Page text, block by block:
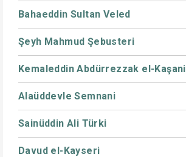
Bahaeddin Sultan Veled
Şeyh Mahmud Şebusteri
Kemaleddin Abdürrezzak el-Kaşani
Alaüddevle Semnani
Sainüddin Ali Türki
Davud el-Kayseri